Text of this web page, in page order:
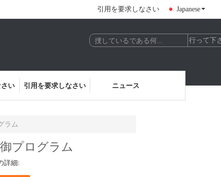
引用を要求しなさい Japanese
い 引用を要求しなさい ニュース
ラム
プログラム
詳細: